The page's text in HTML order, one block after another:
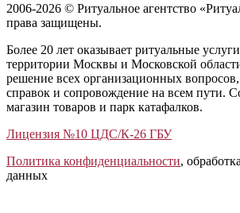
2006-2026 © Ритуальное агентство
права защищены.
Более 20 лет оказывает ритуальные
территории Москвы и Московской
решение всех организационных
справок и сопровождение на всем пути.
магазин товаров и парк катафалков.
Лицензия №10 ЦДС/К-26 ГБУ
Политика конфиденциальности,
данных